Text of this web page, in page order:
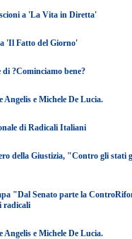
a 'La Vita in Diretta'
'Il Fatto del Giorno'
?Cominciamo bene?
e Michele De Lucia.
di Radicali Italiani
della Giustizia, "Contro gli stati
"Dal Senato parte la
radicali
e Michele De Lucia.